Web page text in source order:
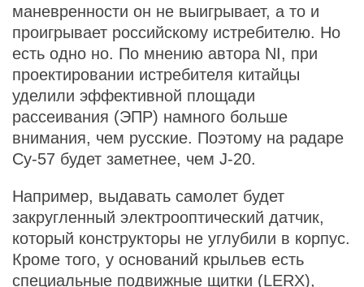
маневренности он не выигрывает, а то и
проигрывает российскому истребителю. Но
есть одно но. По мнению автора NI, при
проектировании истребителя китайцы
уделили эффективной площади
рассеивания (ЭПР) намного больше
внимания, чем русские. Поэтому на радаре
Су-57 будет заметнее, чем J-20.
Например, выдавать самолет будет
закругленный электрооптический датчик,
который конструкторы не углубили в корпус.
Кроме того, у оснований крыльев есть
специальные подвижные щитки (LERX),